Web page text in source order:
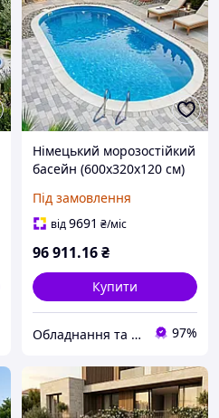
Німецький морозостійкий
басейн (600х320х120 см)
овальний, плівка 0.6 мм,
23 м³ металевий збірний
Під замовлення
від9691 ₴/міс
96 911.16₴
Купити
Обладнання та хімія для басейнів з доставкою по всій Україні 97%